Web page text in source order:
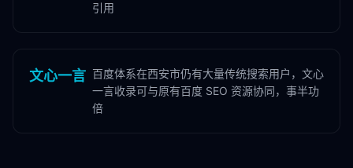
引用
文心一言 百度体系在西安市仍有大量传统搜索用户，文心
一言收录可与原有百度 SEO 资源协同，事半功
倍